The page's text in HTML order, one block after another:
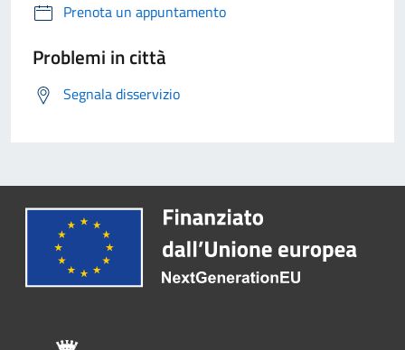
Prenota un appuntamento
Problemi in città
Segnala disservizio